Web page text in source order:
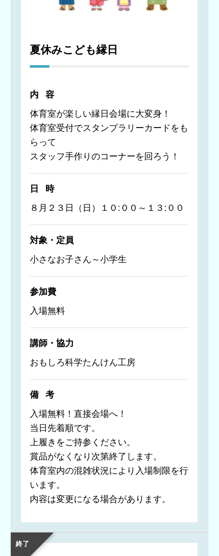
夏休みこども縁日
内容
体育室が楽しい縁日会場に大変身！
体育室受付でスタンプラリーカードをも
らって
スタッフ手作りのコーナーを回ろう！
日時
８月２３日（日）１０:００～１３:００
対象・定員
小さなお子さん～小学生
参加費
入場無料
講師・協力
おもしろ科学たんけん工房
備考
入場無料！直接会場へ！
当日先着順です。
上履きをご持参ください。
賞品がなくなり次第終了します。
体育室内の混雑状況により入場制限を行
います。
内容は変更になる場合があります。
終了